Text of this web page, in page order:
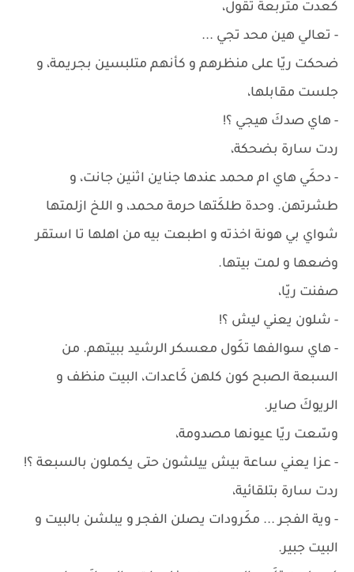
كَعدت متربعة تقول،
- تعالي هين محد تجي ...
ضحكت ريّا على منظرهم و كأنهم متلبسين بجريمة، و
جلست مقابلها،
- هاي صدكَ هيجي ؟!
ردت سارة بضحكة،
- دحكَي هاي ام محمد عندها جناين اثنين جانت، و
طشرتهن. وحدة طلكَتها حرمة محمد، و اللخ ازلمتها
شواي بي هونة اخذته و اطبعت بيه من اهلها تا استقر
وضعها و لمت بيتها.
صفنت ريّا،
- شلون يعني ليش ؟!
- هاي سوالفها تكَول معسكر الرشيد ببيتهم. من
السبعة الصبح كون كلهن كَاعدات، البيت منظف و
الريوكَ صاير.
وسّعت ريّا عيونها مصدومة،
- عزا يعني ساعة بيش ييلشون حتى يكملون بالسبعة ؟!
ردت سارة بتلقائية،
- وية الفجر ... مكَرودات يصلن الفجر و يبلشن بالبيت و
البيت جبير.